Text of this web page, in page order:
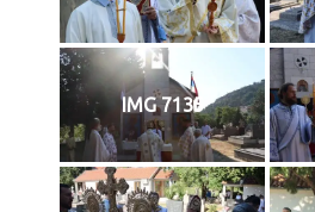
IMG 7135